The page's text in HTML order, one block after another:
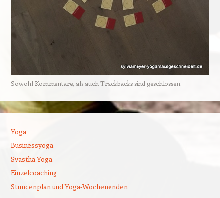
Sowohl Kommentare, als auch Trackbacks sind geschlossen.
Yoga
Businessyoga
Svastha Yoga
Einzelcoaching
Stundenplan und Yoga-Wochenenden